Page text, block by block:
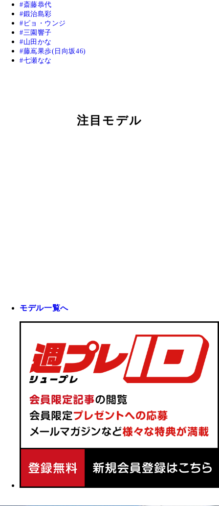
斎藤恭代
鍛治島彩
ピョ・ウンジ
三園響子
山田かな
藤嶌果歩(日向坂46)
七瀬なな
注目モデル
モデル一覧へ